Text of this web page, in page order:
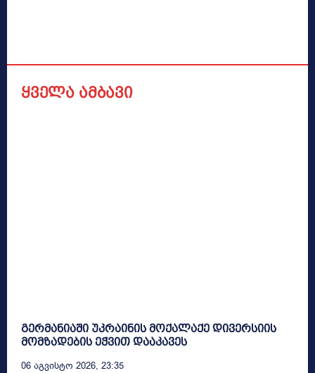
ყველა ამბავი
გერმანიაში უკრაინის მოქალაქე დივერსიის
მომზადების ეჭვით დააკავეს
06 Აგვისტო 2026, 23:35